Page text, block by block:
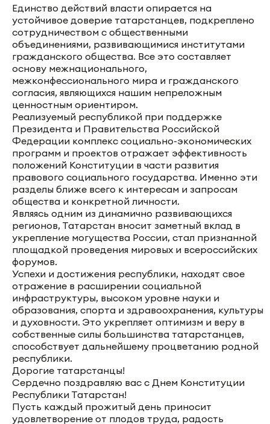
Единство действий власти опирается на
устойчивое доверие татарстанцев, подкреплено
сотрудничеством с общественными
объединениями, развивающимися институтами
гражданского общества. Все это составляет
основу межнационального,
межконфессионального мира и гражданского
согласия, являющихся нашим непреложным
ценностным ориентиром.
Реализуемый республикой при поддержке
Президента и Правительства Российской
Федерации комплекс социально-экономических
программ и проектов отражает эффективность
положений Конституции в части развития
правового социального государства. Именно эти
разделы ближе всего к интересам и запросам
общества и конкретной личности.
Являясь одним из динамично развивающихся
регионов, Татарстан вносит заметный вклад в
укрепление могущества России, стал признанной
площадкой проведения мировых и всероссийских
форумов.
Успехи и достижения республики, находят свое
отражение в расширении социальной
инфраструктуры, высоком уровне науки и
образования, спорта и здравоохранения, культуры
и духовности. Это укрепляет оптимизм и веру в
собственные силы большинства татарстанцев,
способствует дальнейшему процветанию родной
республики.
Дорогие татарстанцы!
Сердечно поздравляю вас с Днем Конституции
Республики Татарстан!
Пусть каждый прожитый день приносит
удовлетворение от плодов труда, радость